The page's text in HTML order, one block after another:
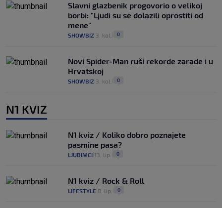
Slavni glazbenik progovorio o velikoj
borbi: "Ljudi su se dolazili oprostiti od
mene"
SHOWBIZ 3. kol. 0
Novi Spider-Man ruši rekorde zarade i u
Hrvatskoj
SHOWBIZ 3. kol. 0
N1 KVIZ
N1 kviz / Koliko dobro poznajete
pasmine pasa?
LJUBIMCI 13. lip. 0
N1 kviz / Rock & Roll
LIFESTYLE 8. lip. 0